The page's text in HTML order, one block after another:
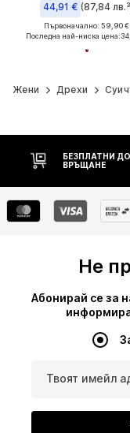
44,91 € (87,84
Първоначално: 59,90 €
Последна най-ниска цена:
Жени Дрехи
30 ДНИ
Не
Абонирай се за
Твоят имейл